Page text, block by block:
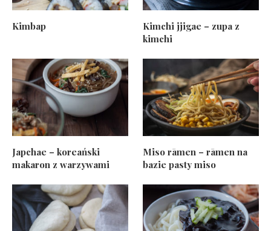
Kimbap
Kimchi jjigae – zupa z
kimchi
Japchae – koreański
makaron z warzywami
Miso rāmen – rāmen na
bazie pasty miso